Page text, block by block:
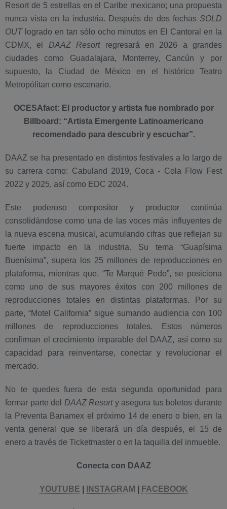
Resort de 5 estrellas en el Caribe mexicano; una propuesta
nunca vista en la industria. Después de dos fechas SOLD
OUTlogrado en tan sólo ocho minutos en El Cantoral en la
CDMX, el DAAZ Resortregresará en 2026 a grandes
ciudades como Guadalajara, Monterrey, Cancún y por
supuesto, la Ciudad de México en el histórico Teatro
Metropólitan como escenario.
OCESAfact: El productor y artista fue nombrado por
Billboard: “Artista Emergente Latinoamericano
recomendado para descubrir y escuchar”.
DAAZ se ha presentado en distintos festivales a lo largo de
su carrera como: Cabuland 2019, Coca - Cola Flow Fest
2022 y 2025, así como EDC 2024.
Este poderoso compositor y productor continúa
consolidándose como una de las voces más influyentes de
la nueva escena musical, acumulando cifras que reflejan su
fuerte impacto en la industria. Su tema “Guapísima
Buenísima”, supera los 25 millones de reproducciones en
plataforma, mientras que, “Te Marqué Pedo”, se posiciona
como uno de sus mayores éxitos con 200 millones de
reproducciones totales en distintas plataformas. Por su
parte, “Motel California” sigue sumando audiencia con 100
millones de reproducciones totales. Estos números
confirman el crecimiento imparable del DAAZ, así como su
capacidad para reinventarse, conectar y revolucionar el
mercado.
No te quedes fuera de esta segunda oportunidad para
formar parte del DAAZ Resorty asegura tus boletos durante
la Preventa Banamex el próximo 14 de enero o bien, en la
venta general que se liberará un día después, el 15 de
enero a través de Ticketmaster o en la taquilla del inmueble.
Conecta con DAAZ
YOUTUBE INSTAGRAM FACEBOOK